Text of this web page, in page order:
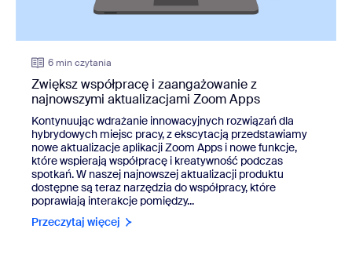
6 min czytania
Zwiększ współpracę i zaangażowanie z
najnowszymi aktualizacjami Zoom Apps
Kontynuując wdrażanie innowacyjnych rozwiązań dla
hybrydowych miejsc pracy, z ekscytacją przedstawiamy
nowe aktualizacje aplikacji Zoom Apps i nowe funkcje,
które wspierają współpracę i kreatywność podczas
spotkań. W naszej najnowszej aktualizacji produktu
dostępne są teraz narzędzia do współpracy, które
poprawiają interakcje pomiędzy...
Przeczytaj więcej